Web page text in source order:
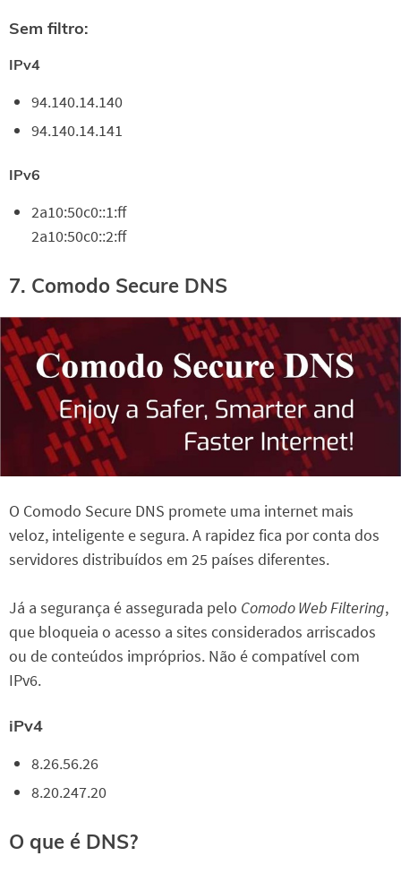
Sem filtro:
IPv4
94.140.14.140
94.140.14.141
IPv6
2a10:50c0::1:ff
2a10:50c0::2:ff
7. Comodo Secure DNS
O Comodo Secure DNS promete uma internet mais
veloz, inteligente e segura. A rapidez fica por conta dos
servidores distribuídos em 25 países diferentes.
Já a segurança é assegurada pelo Comodo Web Filtering,
que bloqueia o acesso a sites considerados arriscados
ou de conteúdos impróprios. Não é compatível com
IPv6.
iPv4
8.26.56.26
8.20.247.20
O que é DNS?